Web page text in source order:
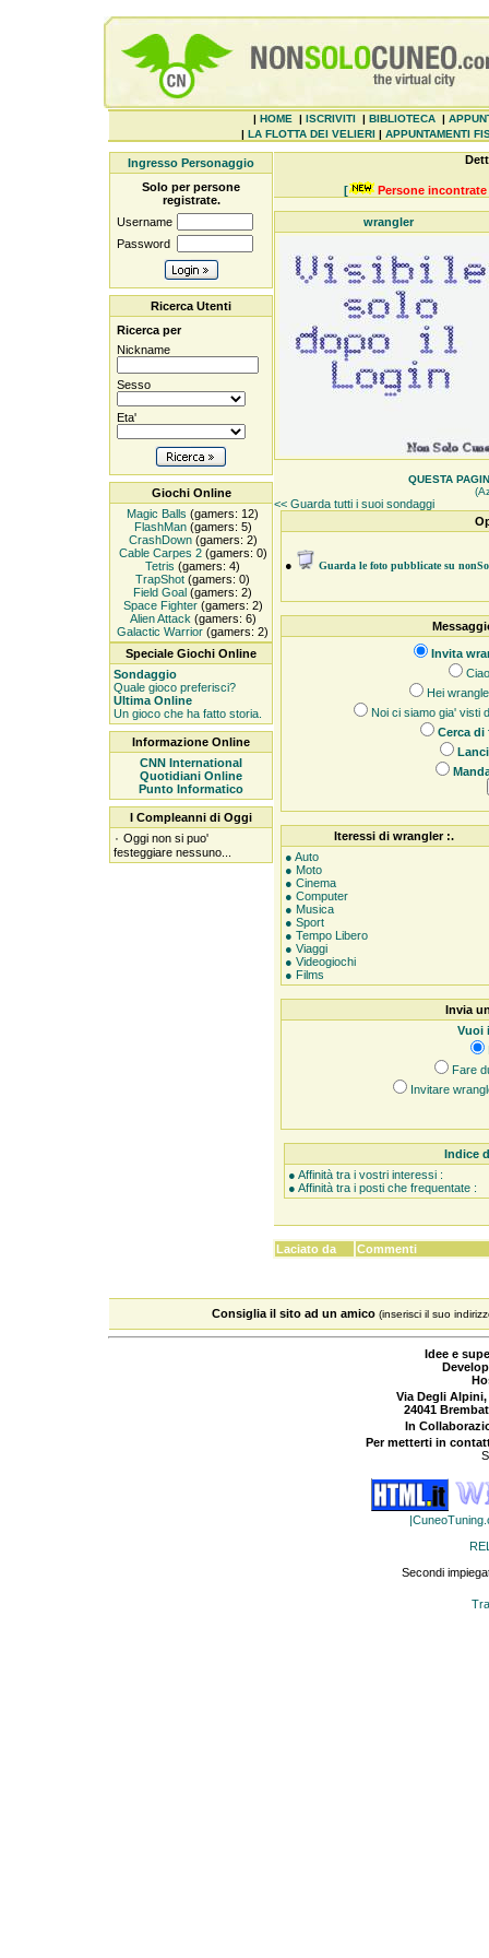
| HOME | ISCRIVITI| BIBLIOTECA|
| LA FLOTTA DEI VELIERI | APPUNTAMENTI
Ingresso Personaggio
Solo per persone
registrate.
Username
Password
Ricerca Utenti
Ricerca per
Nickname
Sesso
Eta'
Giochi Online
Magic Balls (gamers: 12)
FlashMan(gamers: 5)
CrashDown(gamers: 2)
Cable Carpes 2(gamers: 0)
Tetris (gamers: 4)
TrapShot (gamers: 0)
Field Goal (gamers: 2)
Space Fighter(gamers: 2)
Alien Attack (gamers: 6)
Galactic Warrior (gamers: 2)
Speciale Giochi Online
Sondaggio
Quale gioco preferisci?
Ultima Online
Un gioco che ha fatto storia.
Informazione Online
CNN International
Quotidiani Online
Punto Informatico
I Compleanni di Oggi
۰ Oggi non si puo'
festeggiare nessuno...
[ Persone
wrangler
QUESTA
<< Guarda tutti i suoi sondaggi
● Guarda le foto pubblicate su
Invita
Hei
Noi ci siamo gia' visti
Cerca di
Iteressi di wrangler :.
● Auto
● Moto
● Cinema
● Computer
● Musica
● Sport
● Tempo Libero
● Viaggi
● Videogiochi
● Films
Invia
Vuoi
Fare
Invitare
Indice
● Affinità tra i vostri interessi :
● Affinità tra i posti che frequentate :
Laciato da Commenti
Consiglia il sito ad un amico (inserisci il suo
Idee e
Via Degli Alpini,
24041
In
Per metterti in
Secondi